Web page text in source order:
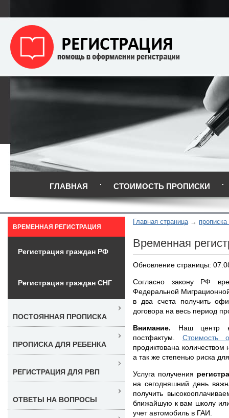
ГЛАВНАЯ СТОИМОСТЬ ПРОПИСКИ
Главная страница
Временная
Обновление страницы:
Согласно закону РФ
Федеральной
в два счета получить
договора на весь период
Внимание. Наш центр
постфактум. Стоимость
продиктована
а так же степенью риска
Услуга получения
на сегодняшний день
получить
ближайшую к вам школу или
учет автомобиль в ГАИ.
ВРЕМЕННАЯ РЕГИСТРАЦИЯ
Регистрация граждан РФ
Регистрация граждан СНГ
ПОСТОЯННАЯ ПРОПИСКА
ПРОПИСКА ДЛЯ РЕБЕНКА
РЕГИСТРАЦИЯ ДЛЯ РВП
ОТВЕТЫ НА ВОПРОСЫ